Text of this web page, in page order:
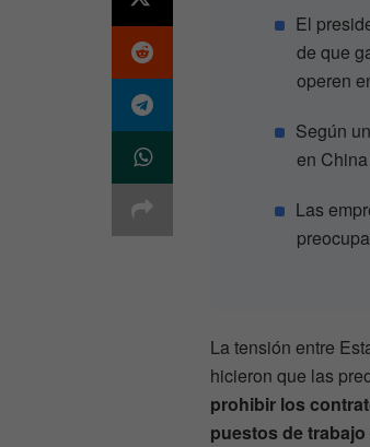
El
de que
operen
Según
en
Las
La tensión entre
hicieron que las
prohibir los
puestos de